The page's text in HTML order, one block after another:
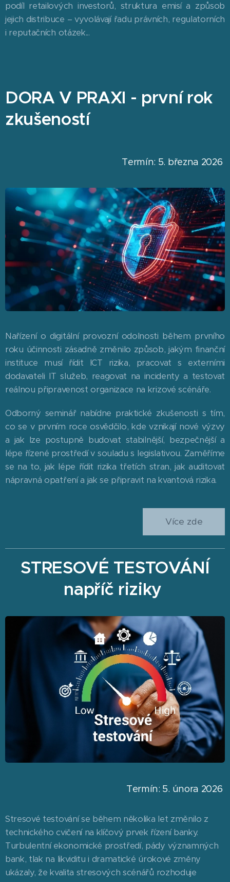
podíl retailových investorů, struktura emisí a způsob
jejich distribuce – vyvolávají řadu právních, regulatorních
i reputačních otázek...
DORA V PRAXI - první rok
zkušeností
Termín: 5. března 2026
Nařízení o digitální provozní odolnosti během prvního
roku účinnosti zásadně změnilo způsob, jakým finanční
instituce musí řídit ICT rizika, pracovat s externími
dodavateli IT služeb, reagovat na incidenty a testovat
reálnou připravenost organizace na krizové scénáře.
Odborný seminář nabídne praktické zkušenosti s tím,
co se v prvním roce osvědčilo, kde vznikají nové výzvy
a jak lze postupně budovat stabilnější, bezpečnější a
lépe řízené prostředí v souladu s legislativou. Zaměříme
se na to, jak lépe řídit rizika třetích stran, jak auditovat
nápravná opatření a jak se připravit na kvantová rizika.
Více zde
STRESOVÉ TESTOVÁNÍ
napříč riziky
Termín: 5. února 2026
Stresové testování se během několika let změnilo z
technického cvičení na klíčový prvek řízení banky.
Turbulentní ekonomické prostředí, pády významných
bank, tlak na likviditu i dramatické úrokové změny
ukázaly, že kvalita stresových scénářů rozhoduje